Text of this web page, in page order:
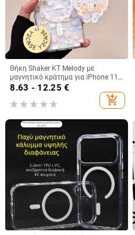
Θήκη Shaker KT Melody με
μαγνητικό κράτημα για iPhone 11-
14 Pro/Max, ακρυλική, ματ
φινίρισμα, αντοχή σε πτώσεις
8.63 - 12.25 €
add_shopping_cart